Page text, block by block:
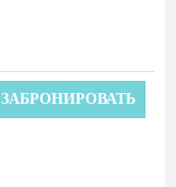
ЗАБРОНИРОВАТЬ